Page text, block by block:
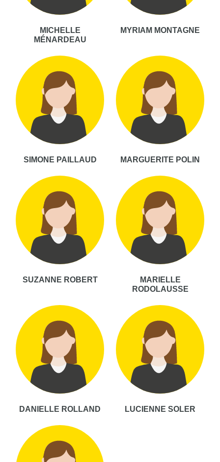
MICHELLE
MÉNARDEAU
MYRIAM MONTAGNE
SIMONE PAILLAUD MARGUERITE POLIN
SUZANNE ROBERT
MARIELLE
RODOLAUSSE
DANIELLE ROLLAND LUCIENNE SOLER